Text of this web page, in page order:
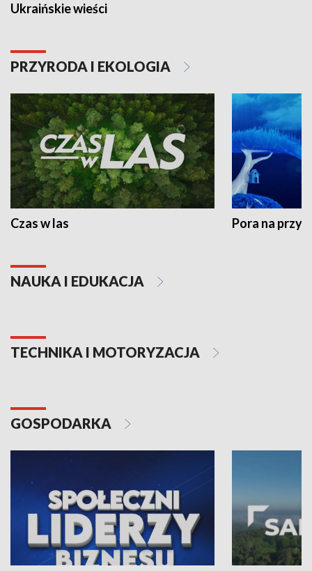
Ukraińskie wieści
PRZYRODA I EKOLOGIA
Czas w las Pora na
NAUKA I EDUKACJA
TECHNIKA I MOTORYZACJA
GOSPODARKA